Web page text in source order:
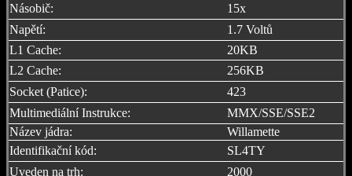
Násobič:
15x
Napětí:
1.7 Voltů
L1 Cache:
20KB
L2 Cache:
256KB
Socket (Patice):
423
Multimediální Instrukce:
MMX/SSE/SSE2
Název jádra:
Willamette
Identifikační kód:
SL4TY
Uveden na trh:
2000